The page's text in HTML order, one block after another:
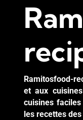
Ramitosfood-
et aux
cuisines
les recettes